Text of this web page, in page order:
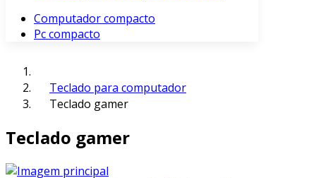
Computador compacto
Pc compacto
Teclado para computador
Teclado gamer
Teclado gamer